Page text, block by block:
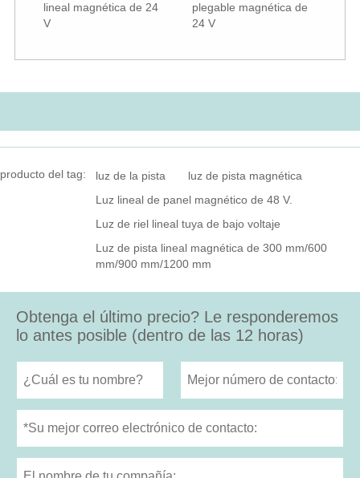
lineal magnética de 24
V
plegable magnética de
24 V
producto del tag: luz de la pista
luz de pista magnética
Luz lineal de panel magnético de 48 V.
Luz de riel lineal tuya de bajo voltaje
Luz de pista lineal magnética de 300 mm/600
mm/900 mm/1200 mm
Obtenga el último precio? Le responderemos
lo antes posible (dentro de las 12 horas)